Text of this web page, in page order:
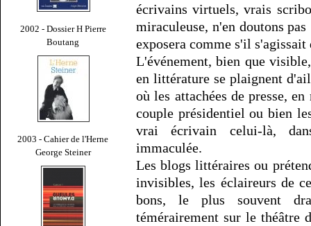
2002 - Dossier H Pierre
Boutang
2003 - Cahier de l'Herne
George Steiner
écrivains virtuels, vrais
miraculeuse, n'en doutons
exposera comme s'il s'agissait
L'événement, bien que
en littérature se plaignent
où les attachées de presse,
couple présidentiel ou bien
vrai écrivain celui-là,
immaculée.
Les blogs littéraires ou
invisibles, les éclaireurs de
bons, le plus souvent
témérairement sur le théâtre